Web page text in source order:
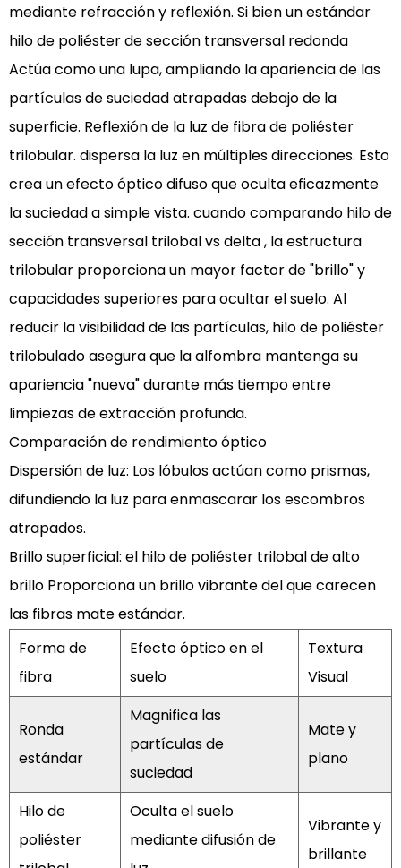
Maintenance
Cycles
and
Term
Lifespan
Extension
4
Conclusion:
The
Strategic
Engineering
of
Surfaces
4.1
Preguntas
(FAQ)
4.1.1
1.
¿Por
qué
hilo
de
poliéster
trilobulado
la
suciedad
que
el
hilo
redondo?
mediante refracción y reflexión. Si bien un estándar
hilo de poliéster de sección transversal redonda
Actúa como una lupa, ampliando la apariencia de las
partículas de suciedad atrapadas debajo de la
superficie. Reflexión de la luz de fibra de poliéster
trilobular. dispersa la luz en múltiples direcciones. Esto
crea un efecto óptico difuso que oculta eficazmente
la suciedad a simple vista. cuandocomparando hilo de
sección transversal trilobal vs delta, la estructura
trilobular proporciona un mayor factor de "brillo" y
capacidades superiores para ocultar el suelo. Al
reducir la visibilidad de las partículas, hilo de poliéster
trilobuladoasegura que la alfombra mantenga su
apariencia "nueva" durante más tiempo entre
limpiezas de extracción profunda.
Comparación de rendimiento óptico
Dispersión de luz: Los lóbulos actúan como prismas,
difundiendo la luz para enmascarar los escombros
atrapados.
Brillo superficial: el hilo de poliéster trilobal de alto
brillo Proporciona un brillo vibrante del que carecen
las fibras mate estándar.
Forma de
fibra
Efecto óptico en el
suelo
Textura
Visual
Ronda
estándar
Magnifica las
partículas de
suciedad
Mate y
plano
Hilo de
poliéster
Oculta el suelo
mediante difusión de
Vibrante y
brillante